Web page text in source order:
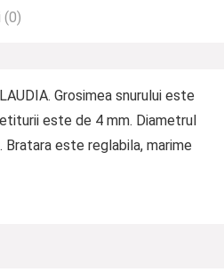
(0)
Grosimea snurului este
este de 4 mm. Diametrul
este reglabila, marime